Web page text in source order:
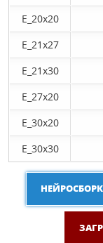
E_20х20
E_21х27
E_21х30
E_27x20
E_30x20
E_30х30